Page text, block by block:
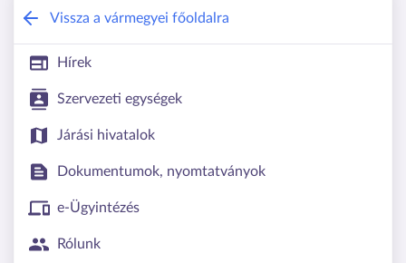
Borsod-Abaúj-Zemplén Vármegyei
Vissza a vármegyei főoldalra
Hírek
Szervezeti egységek
Járási hivatalok
Dokumentumok, nyomtatványok
e-Ügyintézés
Rólunk